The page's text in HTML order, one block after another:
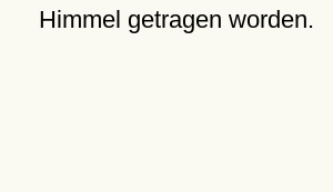
Himmel getragen worden.